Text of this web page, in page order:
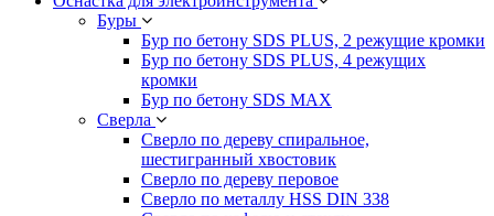
Буры
Бур по бетону SDS PLUS, 2 режущие кромки
Бур по бетону SDS PLUS, 4 режущих
кромки
Бур по бетону SDS MAX
Сверла
Сверло по дереву спиральное,
шестигранный хвостовик
Сверло по дереву перовое
Сверло по металлу HSS DIN 338